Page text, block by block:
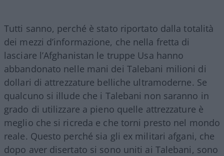
Tutti sanno, perché è stato riportato dalla totalità
dei mezzi d’informazione, che nella fretta di
lasciare l’Afghanistan le truppe Usa hanno
abbandonato nelle mani dei Talebani milioni di
dollari di attrezzature belliche ultramoderne. Se
qualcuno si illude che i Talebani non saranno in
grado di utilizzare a pieno quelle attrezzature è
meglio che si ricreda e che torni presto nel mondo
reale. Questo perché sia gli ex militari afgani, che
dopo aver disertato si sono uniti ai Talebani, sono